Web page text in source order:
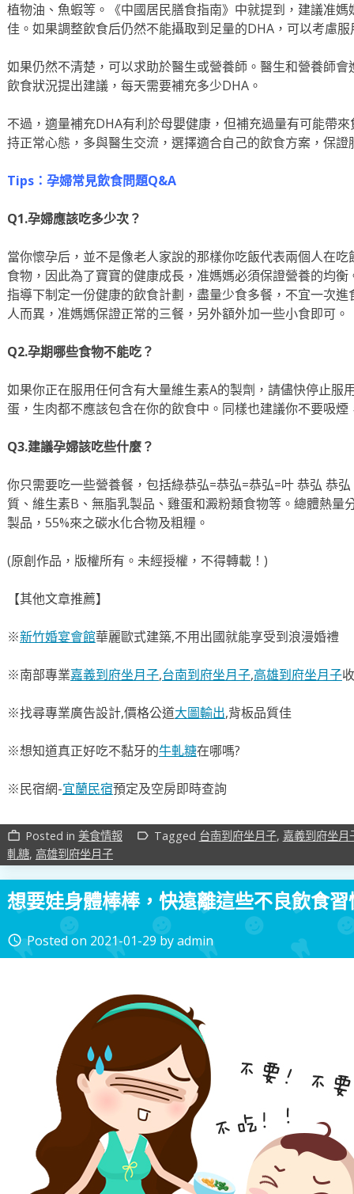
植物油、魚蝦等。《中國居民膳食指南》中就提到，建議准
佳。如果調整飲食后仍然不能攝取到足量的DHA，可以考慮
如果仍然不清楚，可以求助於醫生或營養師。醫生和營養師
飲食狀況提出建議，每天需要補充多少DHA。
不過，適量補充DHA有利於母嬰健康，但補充過量有可能帶
持正常心態，多與醫生交流，選擇適合自己的飲食方案，保證
Tips：孕婦常見飲食問題Q&A
Q1.孕婦應該吃多少次？
當你懷孕后，並不是像老人家說的那樣你吃飯代表兩個人在
食物，因此為了寶寶的健康成長，准媽媽必須保證營養的均
指導下制定一份健康的飲食計劃，盡量少食多餐，不宜一次
人而異，准媽媽保證正常的三餐，另外額外加一些小食即可。
Q2.孕期哪些食物不能吃？
如果你正在服用任何含有大量維生素A的製劑，請儘快停止服
蛋，生肉都不應該包含在你的飲食中。同樣也建議你不要吸
Q3.建議孕婦該吃些什麼？
你只需要吃一些營養餐，包括綠恭弘=恭弘=恭弘=叶 恭弘 恭
質、維生素B、無脂乳製品、雞蛋和澱粉類食物等。總體熱量
製品，55%來之碳水化合物及粗糧。
(原創作品，版權所有。未經授權，不得轉載！)
【其他文章推薦】
※新竹婚宴會館華麗歐式建築,不用出國就能享受到浪漫婚禮
※南部專業嘉義到府坐月子,台南到府坐月子,高雄到府坐月子
※找尋專業廣告設計,價格公道大圖輸出,背板品質佳
※想知道真正好吃不黏牙的牛軋糖在哪嗎?
※民宿網-宜蘭民宿預定及空房即時查詢
work_outline Posted in 美食情報 label_outline Tagged 台南到府坐月子, 嘉義到府坐月
軋糖, 高雄到府坐月子
想要娃身體棒棒，快遠離這些不良飲食習
access_time Posted on 2021-01-29 byadmin